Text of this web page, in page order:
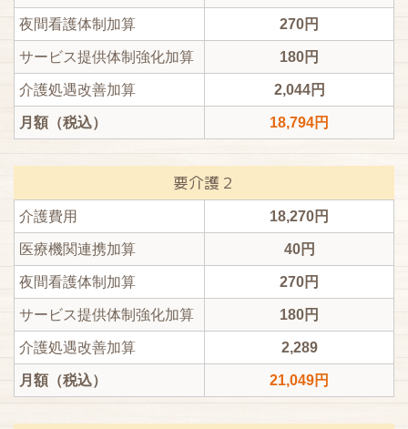
夜間看護体制加算 270円
サービス提供体制強化加算 180円
介護処遇改善加算 2,044円
月額（税込） 18,794円
要介護２
介護費用 18,270円
医療機関連携加算 40円
夜間看護体制加算 270円
サービス提供体制強化加算 180円
介護処遇改善加算 2,289
月額（税込） 21,049円